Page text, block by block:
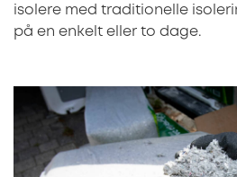
isolere med traditionelle
på en enkelt eller to dage.